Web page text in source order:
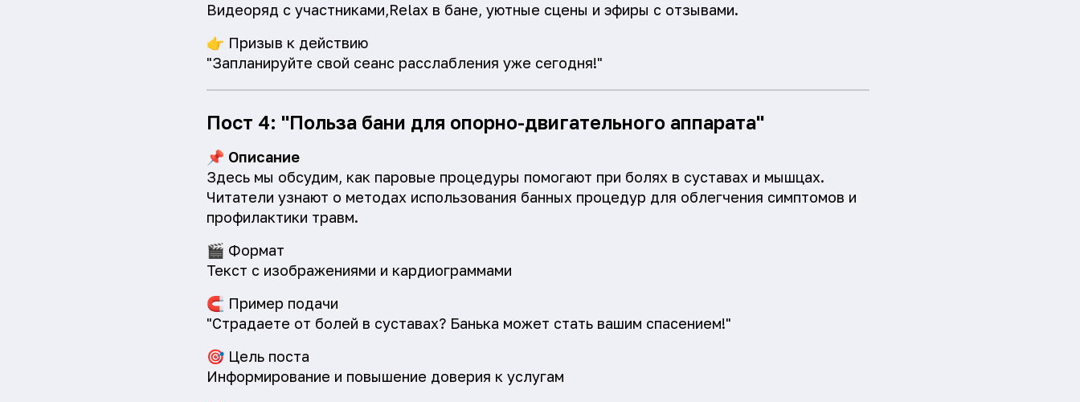
Видеоряд с участниками,Relax в бане, уютные сцены и эфиры с отзывами.
👉 Призыв к действию
"Запланируйте свой сеанс расслабления уже сегодня!"
Пост 4: "Польза бани для опорно-двигательного аппарата"
📌 Описание
Здесь мы обсудим, как паровые процедуры помогают при болях в суставах и мышцах.
Читатели узнают о методах использования банных процедур для облегчения симптомов и
профилактики травм.
🎬 Формат
Текст с изображениями и кардиограммами
🧲 Пример подачи
"Страдаете от болей в суставах? Банька может стать вашим спасением!"
🎯 Цель поста
Информирование и повышение доверия к услугам